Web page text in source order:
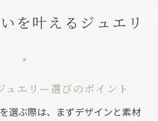
を叶えるジュエリ
ュエリー選びのポイント
選ぶ際は、まずデザインと素材